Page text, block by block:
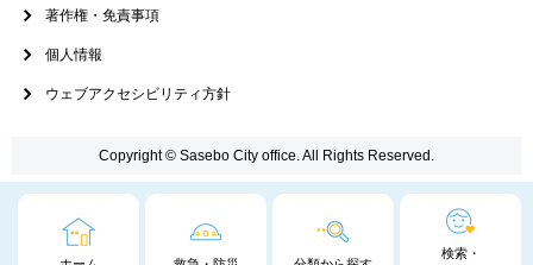
検索・
著作権・免責事項
個人情報
ウェブアクセシビリティ方針
Copyright © Sasebo City office. All Rights Reserved.